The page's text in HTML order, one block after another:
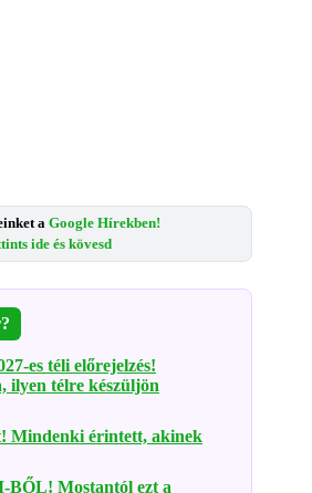
a Google Hírekben!
ide és kövesd
es téli előrejelzés!
ilyen télre készüljön
Mindenki érintett, akinek
BŐL! Mostantól ezt a